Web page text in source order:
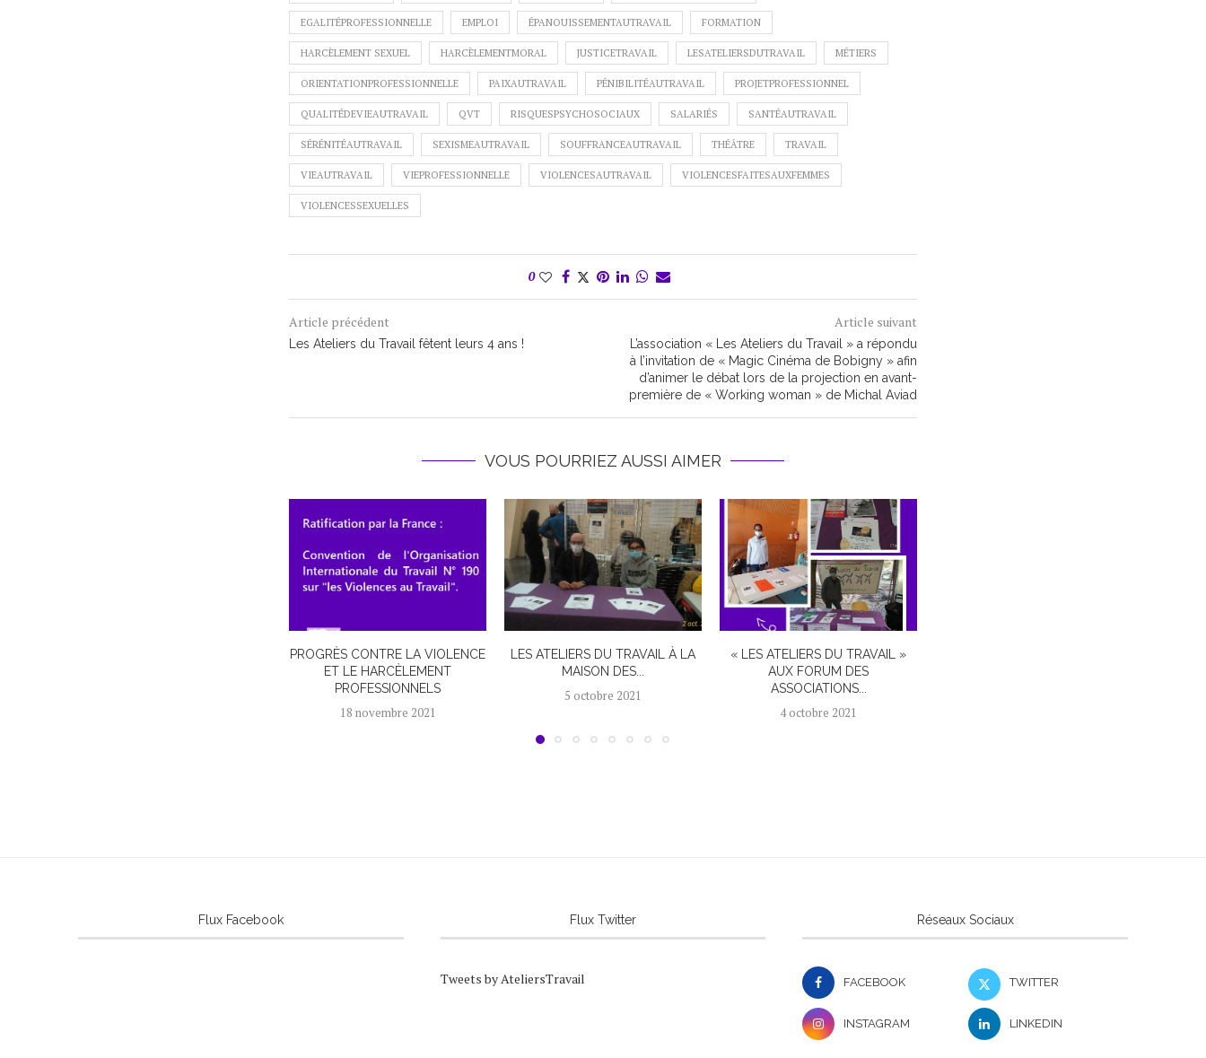
EGALITÉPROFESSIONNELLE EMPLOI ÉPANOUISSEMENTAUTRAVAIL FORMATION
HARCÈLEMENT SEXUEL HARCÈLEMENTMORAL JUSTICETRAVAIL LESATELIERSDUTRAVAIL MÉTIERS
ORIENTATIONPROFESSIONNELLE PAIXAUTRAVAIL PÉNIBILITÉAUTRAVAIL PROJETPROFESSIONNEL
QUALITÉDEVIEAUTRAVAIL QVT RISQUESPSYCHOSOCIAUX SALARIÉS SANTÉAUTRAVAIL
SÉRÉNITÉAUTRAVAIL SEXISMEAUTRAVAIL SOUFFRANCEAUTRAVAIL THÉÂTRE TRAVAIL
VIEAUTRAVAIL VIEPROFESSIONNELLE VIOLENCESAUTRAVAIL VIOLENCESFAITESAUXFEMMES
VIOLENCESSEXUELLES
0
Article précédent
Les Ateliers du Travail fêtent leurs 4 ans !
Article suivant
L’association « Les Ateliers du Travail » a répondu
à l’invitation de « Magic Cinéma de Bobigny » afin
d’animer le débat lors de la projection en avant-
première de « Working woman » de Michal Aviad
VOUS POURRIEZ AUSSI AIMER
PROGRÈS CONTRE LA VIOLENCE
ET LE HARCÈLEMENT
PROFESSIONNELS
18 novembre 2021
LES ATELIERS DU TRAVAIL À LA
MAISON DES...
5 octobre 2021
« LES ATELIERS DU TRAVAIL »
AUX FORUM DES
ASSOCIATIONS...
4 octobre 2021
Flux Facebook Flux Twitter
Tweets by AteliersTravail
Réseaux Sociaux
FACEBOOK TWITTER
INSTAGRAM LINKEDIN